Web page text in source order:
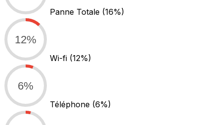
Panne Totale (16%)
12%
Wi-fi (12%)
6%
Téléphone (6%)